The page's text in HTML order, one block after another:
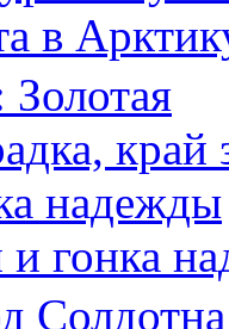
в
и гонка